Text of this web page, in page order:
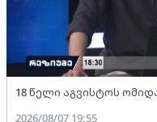
18 წელი აგვისტოს
2026/08/07 19:55